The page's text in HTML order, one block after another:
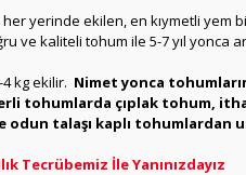
yerinde ekilen, en kıymetli yem
ve kaliteli tohum ile 5-7 yıl yonca
kg ekilir. Nimetyonca
tohumlarda çıplak tohum,
odun talaşı kaplı tohumlardan
Tecrübemiz İle Yanınızdayız